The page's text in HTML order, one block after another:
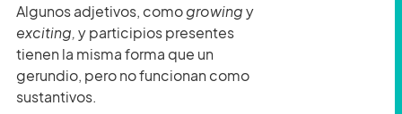
Algunos adjetivos, comogrowingy
exciting,y participios presentes
tienen la misma forma que un
gerundio, pero no funcionan como
sustantivos.